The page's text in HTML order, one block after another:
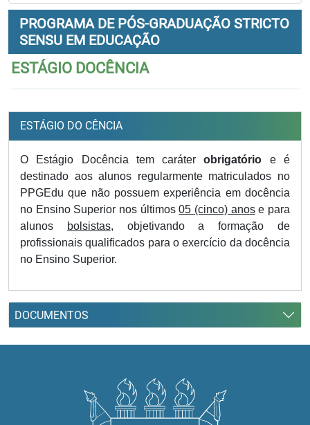
PROGRAMA DE PÓS-GRADUAÇÃO STRICTO
SENSU EM EDUCAÇÃO
ESTÁGIO DOCÊNCIA
ESTÁGIO DO CÊNCIA
O Estágio Docência tem caráterobrigatório e é
destinado aos alunos regularmente matriculados no
PPGEdu que não possuem experiência em docência
no Ensino Superior nos últimos05 (cinco) anose para
alunos
bolsistas, objetivando a formação de
profissionais qualificados para o exercício da docência
no Ensino Superior.
DOCUMENTOS